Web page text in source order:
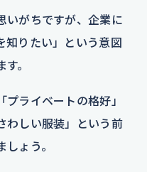
いがちですが、企業に
知りたい」という意図
。
ライベートの格好」
わしい服装」という前
ょう。